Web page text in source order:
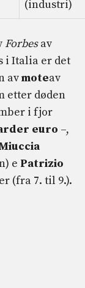
(industri)
Forbesav
i Italia er det
avmoteav
etter døden
i fjor
euro –,
e Patrizio
(fra 7. til 9.).